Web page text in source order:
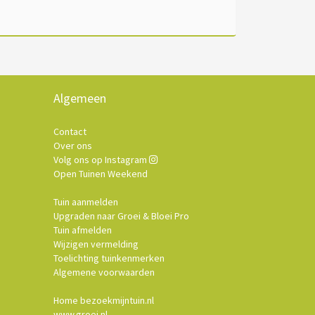
Algemeen
Contact
Over ons
Volg ons op Instagram
Open Tuinen Weekend
Tuin aanmelden
Upgraden naar Groei & Bloei Pro
Tuin afmelden
Wijzigen vermelding
Toelichting tuinkenmerken
Algemene voorwaarden
Home bezoekmijntuin.nl